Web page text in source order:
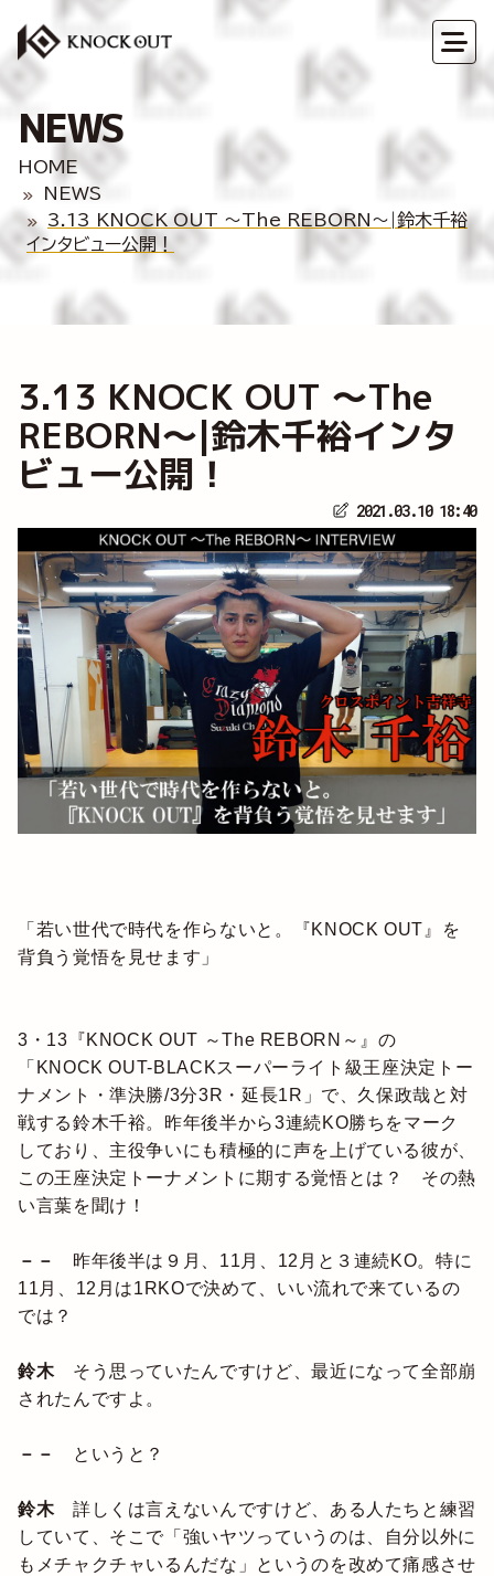
NEWS
HOME
NEWS
3.13 KNOCK OUT ～The REBORN～|鈴木千裕
インタビュー公開！
3.13 KNOCK OUT ～The
REBORN～|鈴木千裕インタ
ビュー公開！
2021.03.10 18:40
「若い世代で時代を作らないと。『KNOCK OUT』を
背負う覚悟を見せます」
3・13『KNOCK OUT ～The REBORN～』の
「KNOCK OUT-BLACKスーパーライト級王座決定トー
ナメント・準決勝/3分3R・延長1R」で、久保政哉と対
戦する鈴木千裕。昨年後半から3連続KO勝ちをマーク
しており、主役争いにも積極的に声を上げている彼が、
この王座決定トーナメントに期する覚悟とは？ その熱
い言葉を聞け！
－－ 昨年後半は９月、11月、12月と３連続KO。特に
11月、12月は1RKOで決めて、いい流れで来ているの
では？
鈴木そう思っていたんですけど、最近になって全部崩
されたんですよ。
－－ というと？
鈴木詳しくは言えないんですけど、ある人たちと練習
していて、そこで「強いヤツっていうのは、自分以外に
もメチャクチャいるんだな」というのを改めて痛感させ